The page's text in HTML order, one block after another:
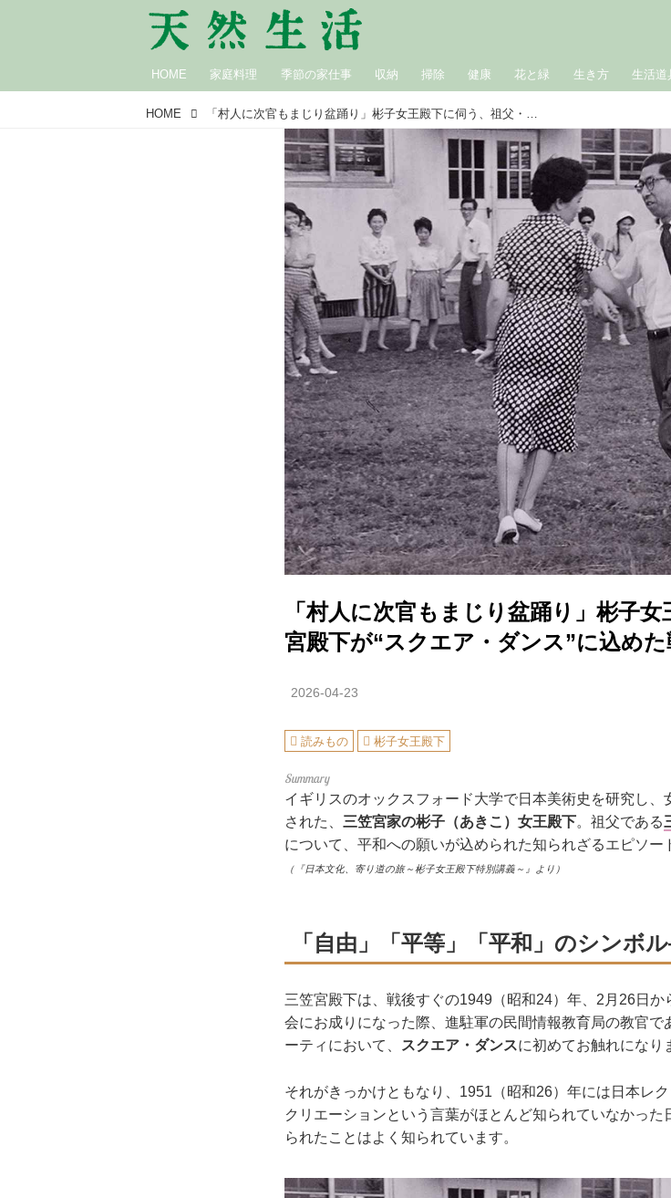
HOME 家庭料理 季節の家仕事 収納 掃除 健康 花と緑 生き方 生活道
HOME 「村人に次官もまじり盆踊り」彬子女王殿下に伺う、祖父・三笠宮殿下が“スクエア・ダンス”に込めた戦後復興への熱い想い
「村人に次官もまじり盆踊り」彬子
宮殿下が“スクエア・ダンス”に込め
2026-04-23
読みもの 彬子女王殿下
イギリスのオックスフォード大学で日本美術史を研究し
された、 三笠宮家の彬子（あきこ）女王殿下。祖父である
について、平和への願いが込められた知られざるエピソー
（『日本文化、寄り道の旅～彬子女王殿下特別講義～』より）
「自由」「平等」「平和」のシンボ
三笠宮殿下は、戦後すぐの1949（昭和24）年、2月26日
会にお成りになった際、進駐軍の民間情報教育局の教官
ーティにおいて、
スクエア・ダンスに初めてお触れになり
それがきっかけともなり、1951（昭和26）年には日本レ
クリエーションという言葉がほとんど知られていなかっ
られたことはよく知られています。